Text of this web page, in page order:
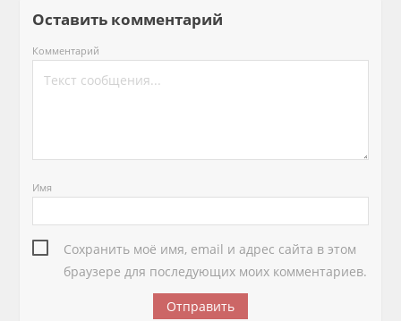
Оставить комментарий
Комментарий
Имя
Сохранить моё имя, email и адрес сайта в этом
браузере для последующих моих комментариев.